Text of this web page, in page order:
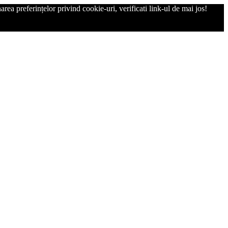
preferințelor privind cookie-uri, verificati link-ul de mai jos!